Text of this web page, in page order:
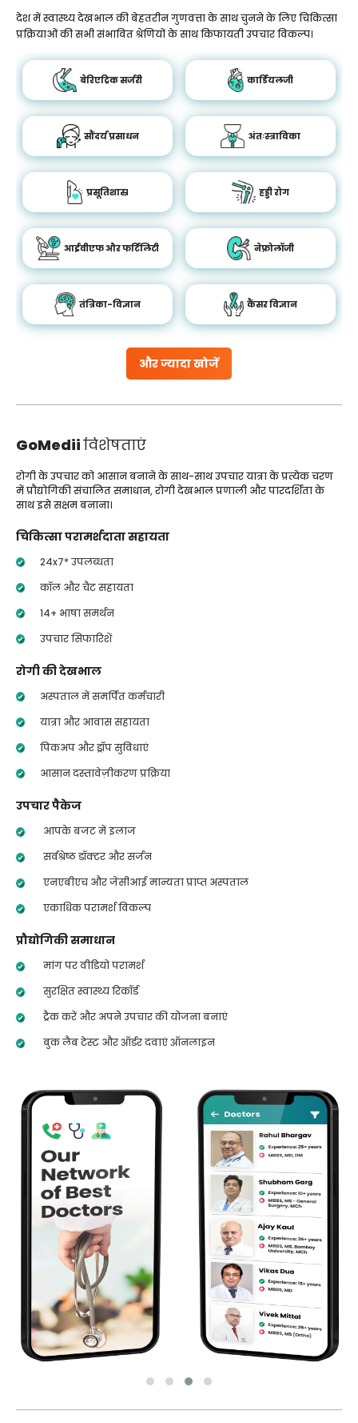
और ज्यादा खोजें
देश में स्वास्थ्य देखभाल की बेहतरीन गुणवत्ता के साथ चुनने के लिए चिकित्सा
प्रक्रियाओं की सभी संभावित श्रेणियों के साथ किफायती उपचार विकल्प।
बेरिएट्रिक सर्जरी कार्डियलजी
सौंदर्य प्रसाधन अंतःस्त्राविका
प्रसूतिशास्र हड्डी रोग
आईवीएफ और फर्टिलिटी नेफ्रोलॉजी
तंत्रिका-विज्ञान कैंसर विज्ञान
GoMediiविशेषताएं
रोगी के उपचार को आसान बनाने के साथ-साथ उपचार यात्रा के प्रत्येक चरण
में प्रौद्योगिकी संचालित समाधान, रोगी देखभाल प्रणाली और पारदर्शिता के
साथ इसे सक्षम बनाना।
चिकित्सा परामर्शदाता सहायता
24x7* उपलब्धता
कॉल और चैट सहायता
14+ भाषा समर्थन
उपचार सिफारिशें
रोगी की देखभाल
अस्पताल में समर्पित कर्मचारी
यात्रा और आवास सहायता
पिकअप और ड्रॉप सुविधाएं
आसान दस्तावेज़ीकरण प्रक्रिया
उपचार पैकेज
आपके बजट में इलाज
सर्वश्रेष्ठ डॉक्टर और सर्जन
एनएबीएच और जेसीआई मान्यता प्राप्त अस्पताल
एकाधिक परामर्श विकल्प
प्रौद्योगिकी समाधान
मांग पर वीडियो परामर्श
सुरक्षित स्वास्थ्य रिकॉर्ड
ट्रैक करें और अपने उपचार की योजना बनाएं
बुक लैब टेस्ट और ऑर्डर दवाएं ऑनलाइन